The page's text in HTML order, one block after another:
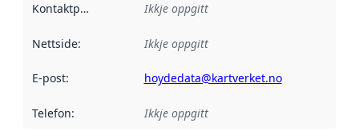
Kontaktpunkt Ikkje oppgitt
Nettside: Ikkje oppgitt
E-post: hoydedata@kartverket.no
Telefon: Ikkje oppgitt